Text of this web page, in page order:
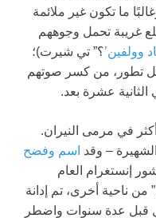
ما تكون غير ملائمة
غريبة تحمل وجوههم
وولفين’؟” تي شيرت)؛
تطور، من كسر صوتهم
الثانية عشرة بعد.
في مرمى النيران.
– وقد اسم وفضح
إنستغرام العام
من ناحية أخرى، تم إدانة
قبل عدة سنوات واضطر